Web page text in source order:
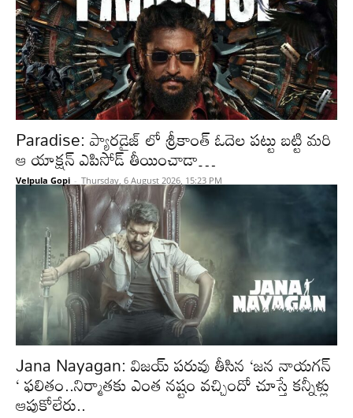
Paradise: ప్యారడైజ్ లో శ్రీకాంత్ ఓదెల పట్టు బట్టి మరి
ఆ యాక్షన్ ఎపిసోడ్ తీయించాడా…
Velpula Gopi - Thursday, 6 August 2026, 15:23 PM
Jana Nayagan: విజయ్ పరువు తీసిన ‘జన నాయగన్
‘ ఫలితం..నిర్మాతకు ఎంత నష్టం వచ్చిందో చూస్తే కన్నీళ్లు
ఆపుకోలేరు..